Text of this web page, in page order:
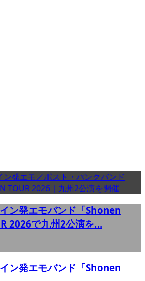
ン発エモバンド「Shonen
2026で九州2公演を...
ン発エモバンド「Shonen